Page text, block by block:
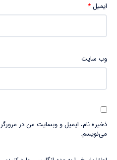
ایمیل*
وب‌ سایت
ذخیره نام، ایمیل و وبسایت من در
می‌نویسم.